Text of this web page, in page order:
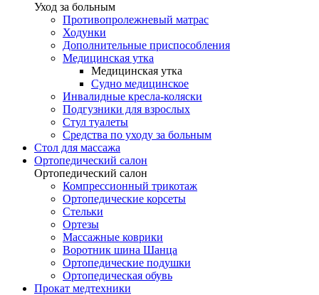
Уход за больным
Противопролежневый матрас
Ходунки
Дополнительные приспособления
Медицинская утка
Медицинская утка
Судно медицинское
Инвалидные кресла-коляски
Подгузники для взрослых
Стул туалеты
Средства по уходу за больным
Cтол для массажа
Ортопедический салон
Ортопедический салон
Компрессионный трикотаж
Ортопедические корсеты
Стельки
Ортезы
Массажные коврики
Воротник шина Шанца
Ортопедические подушки
Ортопедическая обувь
Прокат медтехники